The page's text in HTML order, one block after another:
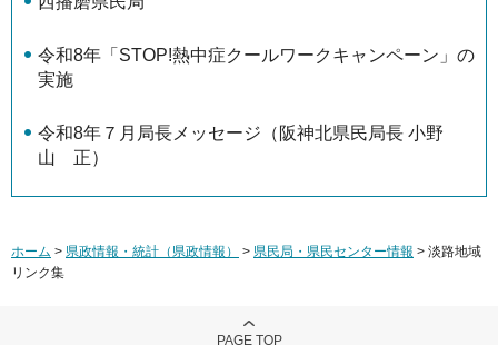
令和8年「STOP!熱中症クールワークキャンペーン」の
実施
令和8年７月局長メッセージ（阪神北県民局長 小野
山 正）
ホーム > 県政情報・統計（県政情報） > 県民局・県民センター情報 > 淡路地域
リンク集
PAGE TOP